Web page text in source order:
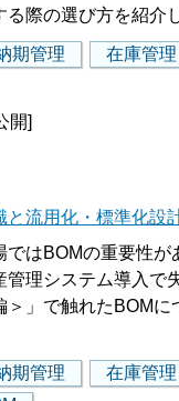
際の選び方を紹介
期管理 在庫管理
開]
と流用化・標準化設
ではBOMの重要性が
管理システム導入で
＞」で触れたBOMに
期管理 在庫管理